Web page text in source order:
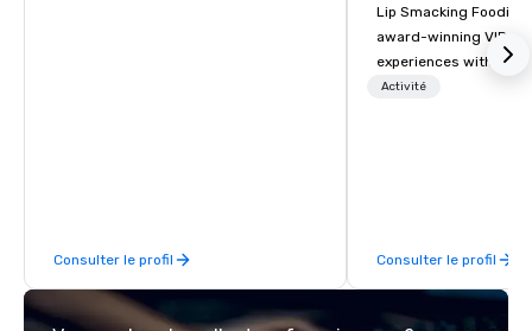
Consulter le profil
Lip Smacking Foodie
award-winning VIP
experiences with
restaurants
and craft cocktails at
with complete VIP
Activité
Consulter le profil